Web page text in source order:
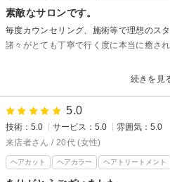
noll 向井
素敵なサロンです。
続きを見
毎度カウンセリング、施術等で理想のス
諸々がとても丁寧で行く度に本当に癒さ
とっても嬉しいお言葉ありがとうござい
少しでも透明感が出るように全力で
施術させて頂きました。
お忙しい中、嬉しい口コミありがとうご
5.0
技術：5.0 サービス：5.0
雰囲気：5.0
来店者さん / 20代 (女性)
ヘアカット ヘアカラー ヘアトリートメント